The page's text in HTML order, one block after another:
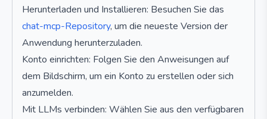
Herunterladen und Installieren: Besuchen Sie das
chat-mcp-Repository, um die neueste Version der
Anwendung herunterzuladen.
Konto einrichten: Folgen Sie den Anweisungen auf
dem Bildschirm, um ein Konto zu erstellen oder sich
anzumelden.
Mit LLMs verbinden: Wählen Sie aus den verfügbaren